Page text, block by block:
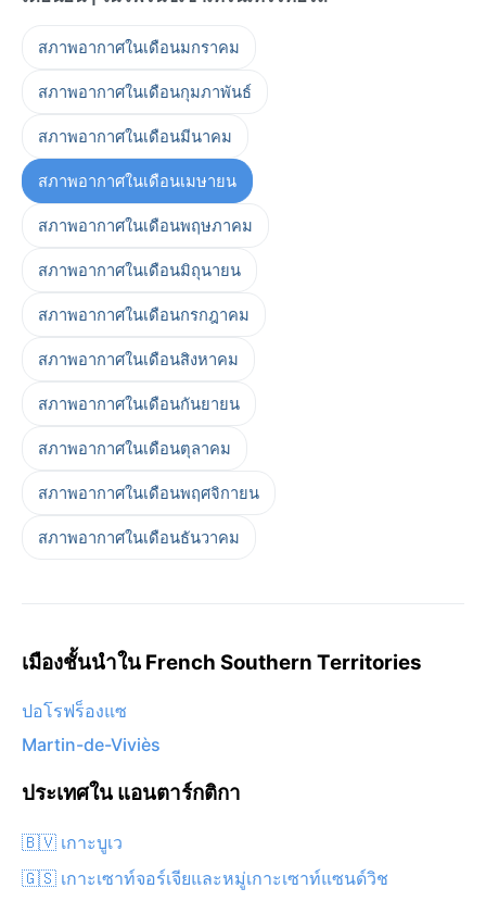
สภาพอากาศในเดือนมกราคม
สภาพอากาศในเดือนกุมภาพันธ์
สภาพอากาศในเดือนมีนาคม
สภาพอากาศในเดือนเมษายน
สภาพอากาศในเดือนพฤษภาคม
สภาพอากาศในเดือนมิถุนายน
สภาพอากาศในเดือนกรกฎาคม
สภาพอากาศในเดือนสิงหาคม
สภาพอากาศในเดือนกันยายน
สภาพอากาศในเดือนตุลาคม
สภาพอากาศในเดือนพฤศจิกายน
สภาพอากาศในเดือนธันวาคม
เมืองชั้นนำใน French Southern Territories
ปอโรฟร็องแซ
Martin-de-Viviès
ประเทศใน แอนตาร์กติกา
🇧🇻 เกาะบูเว
🇬🇸 เกาะเซาท์จอร์เจียและหมู่เกาะเซาท์แซนด์วิช